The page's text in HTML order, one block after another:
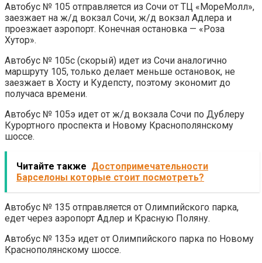
Автобус № 105 отправляется из Сочи от ТЦ «МореМолл»,
заезжает на ж/д вокзал Сочи, ж/д вокзал Адлера и
проезжает аэропорт. Конечная остановка — «Роза
Хутор».
Автобус № 105с (скорый) идет из Сочи аналогично
маршруту 105, только делает меньше остановок, не
заезжает в Хосту и Кудепсту, поэтому экономит до
получаса времени.
Автобус № 105э идет от ж/д вокзала Сочи по Дублеру
Курортного проспекта и Новому Краснополянскому
шоссе.
Читайте также Достопримечательности
Барселоны которые стоит посмотреть?
Автобус № 135 отправляется от Олимпийского парка,
едет через аэропорт Адлер и Красную Поляну.
Автобус № 135э идет от Олимпийского парка по Новому
Краснополянскому шоссе.